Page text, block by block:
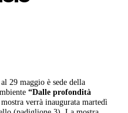
29 maggio è sede della
“Dalle profondità
verrà inaugurata martedì